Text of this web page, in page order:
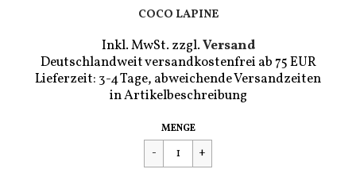
COCO LAPINE
Inkl. MwSt. zzgl.Versand
Deutschlandweit versandkostenfrei ab 75 EUR
Lieferzeit: 3-4 Tage, abweichende Versandzeiten
in Artikelbeschreibung
Regulärer
Preis
€49,00
MENGE